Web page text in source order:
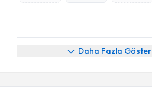
Daha Fazla Göster